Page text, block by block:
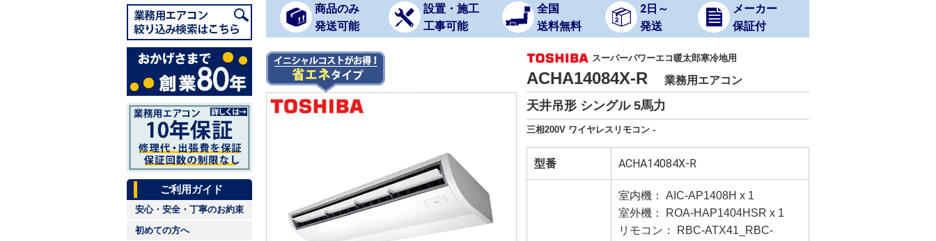
ご利用ガイド
安心・安全・丁寧のお約束
初めての方へ
商品のみ
発送可能
設置・施工
工事可能
全国
送料無料
2日～
発送
メーカー
保証付
スーパーパワーエコ暖太郎寒冷地用
ACHA14084X-R 業務用エアコン
天井吊形 シングル 5馬力
三相200V ワイヤレスリモコン -
型番 ACHA14084X-R
室内機： AIC-AP1408H x 1
室外機： ROA-HAP1404HSR x 1
リモコン： RBC-ATX41_RBC-